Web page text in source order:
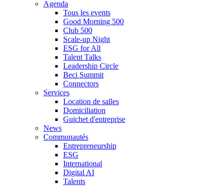
Agenda
Tous les events
Good Morning 500
Club 500
Scale-up Night
ESG for All
Talent Talks
Leadership Circle
Beci Summit
Connectors
Services
Location de salles
Domiciliation
Guichet d'entreprise
News
Communautés
Entrepreneurship
ESG
International
Digital AI
Talents